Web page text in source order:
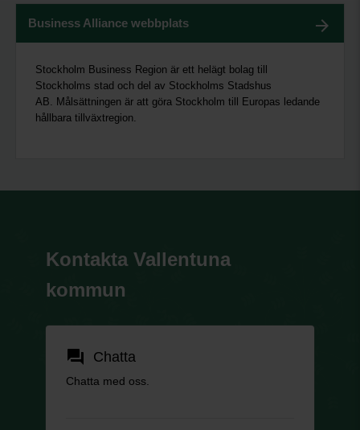
Business Alliance webbplats
Stockholm Business Region är ett helägt bolag till
Stockholms stad och del av Stockholms Stadshus
AB. Målsättningen är att göra Stockholm till Europas ledande
hållbara tillväxtregion.
Kontakta Vallentuna
kommun
forum Chatta
Chatta med oss.